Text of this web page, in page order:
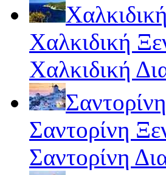
Χαλκιδική
Χαλκιδική
Χαλκιδική
Σαντορίνη
Σαντορίνη
Σαντορίνη